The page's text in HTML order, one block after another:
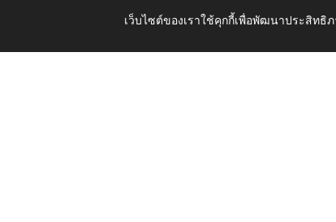
เว็บไซต์ของเราใช้คุกกี้เพื่อพัฒนาประสิท